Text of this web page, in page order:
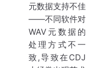
元数据支持不佳
——不同软件对
WAV元数据的
处理方式不一
致,导致在CDJ